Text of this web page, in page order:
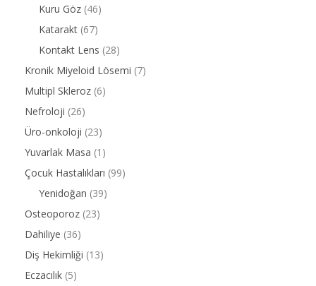
Kuru Göz (46)
Katarakt (67)
Kontakt Lens (28)
Kronik Miyeloid Lösemi (7)
Multipl Skleroz (6)
Nefroloji (26)
Üro-onkoloji (23)
Yuvarlak Masa (1)
Çocuk Hastalıkları (99)
Yenidoğan (39)
Osteoporoz (23)
Dahiliye (36)
Diş Hekimliği (13)
Eczacılık (5)